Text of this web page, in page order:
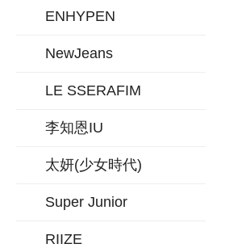
ENHYPEN
NewJeans
LE SSERAFIM
李知恩IU
太妍(少女時代)
Super Junior
RIIZE